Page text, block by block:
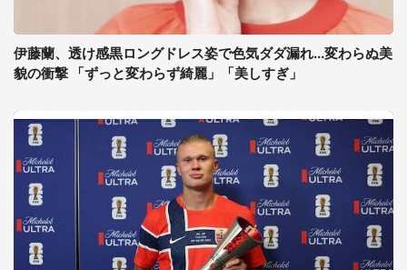
伊藤蘭、透け感黒ロングドレス姿で色気ダダ漏れ...変わらぬ美
貌の衝撃 「ずっと変わらず綺麗」「美しすぎ」